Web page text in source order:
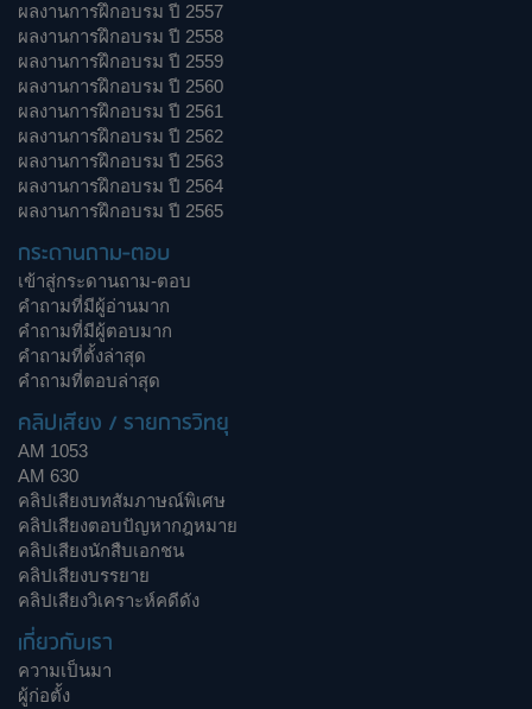
ผลงานการฝึกอบรม ปี 2557
ผลงานการฝึกอบรม ปี 2558
ผลงานการฝึกอบรม ปี 2559
ผลงานการฝึกอบรม ปี 2560
ผลงานการฝึกอบรม ปี 2561
ผลงานการฝึกอบรม ปี 2562
ผลงานการฝึกอบรม ปี 2563
ผลงานการฝึกอบรม ปี 2564
ผลงานการฝึกอบรม ปี 2565
กระดานถาม-ตอบ
เข้าสู่กระดานถาม-ตอบ
คำถามที่มีผู้อ่านมาก
คำถามที่มีผู้ตอบมาก
คำถามที่ตั้งล่าสุด
คำถามที่ตอบล่าสุด
คลิปเสียง / รายการวิทยุ
AM 1053
AM 630
คลิปเสียงบทสัมภาษณ์พิเศษ
คลิปเสียงตอบปัญหากฎหมาย
คลิปเสียงนักสืบเอกชน
คลิปเสียงบรรยาย
คลิปเสียงวิเคราะห์คดีดัง
เกี่ยวกับเรา
ความเป็นมา
ผู้ก่อตั้ง